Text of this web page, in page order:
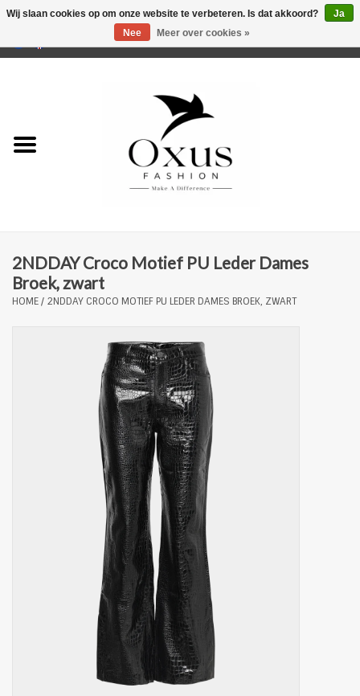
Merken
2NDDAY Croco Motief PU Leder Dames
Broek, zwart
HOME/ 2NDDAY CROCO MOTIEF PU LEDER DAMES BROEK, ZWART
Wij slaan cookies op om onze website te verbeteren. Is dat akkoord?
Ja
Nee
Meer over cookies »